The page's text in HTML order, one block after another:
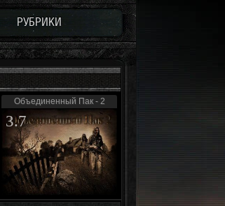
РУБРИКИ
Объединенный Пак - 2
3.7